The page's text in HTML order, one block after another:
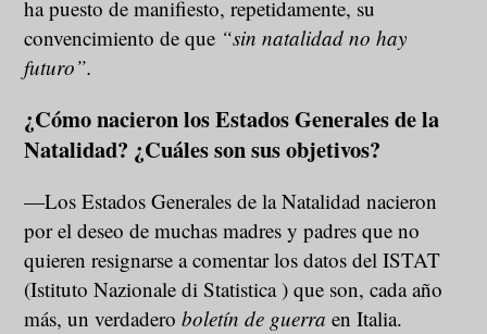
ha puesto de manifiesto, repetidamente, su
convencimiento de que “sin natalidad no hay
futuro”.
¿Cómo nacieron los Estados Generales de la
Natalidad? ¿Cuáles son sus objetivos?
—Los Estados Generales de la Natalidad nacieron
por el deseo de muchas madres y padres que no
quieren resignarse a comentar los datos del ISTAT
(Istituto Nazionale di Statistica ) que son, cada año
más, un verdaderoboletín de guerra en Italia.